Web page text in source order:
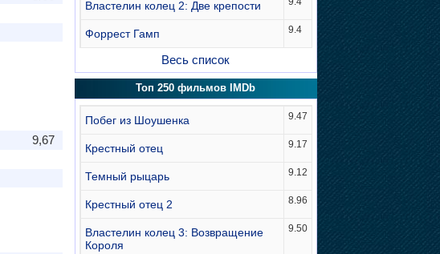
9,67
Властелин колец 2: Две крепости
Форрест Гамп 9.4
Весь список
Топ 250 фильмов IMDb
Побег из Шоушенка 9.47
Крестный отец 9.17
Темный рыцарь 9.12
Крестный отец 2 8.96
Властелин колец 3: Возвращение
Короля
9.50